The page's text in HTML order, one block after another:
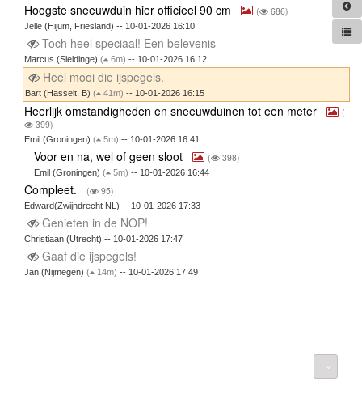
Hoogste sneeuwduin hier officieel 90 cm ( 686)
Jelle (Hijum, Friesland) -- 10-01-2026 16:10
Toch heel speciaal! Een belevenis
Marcus (Sleidinge) ( 6m) -- 10-01-2026 16:12
Heel mooi die ijspegels.
Bart (Hasselt, B) ( 41m) -- 10-01-2026 16:15
Heerlijk omstandigheden en sneeuwduinen tot een meter
(
399)
Emil (Groningen) ( 5m) -- 10-01-2026 16:41
Voor en na, wel of geen sloot ( 398)
Emil (Groningen)( 5m) -- 10-01-2026 16:44
Compleet. ( 95)
Edward(Zwijndrecht NL) -- 10-01-2026 17:33
Genieten in de NOP!
Christiaan (Utrecht) -- 10-01-2026 17:47
Gaaf die ijspegels!
Jan (Nijmegen) ( 14m) -- 10-01-2026 17:49